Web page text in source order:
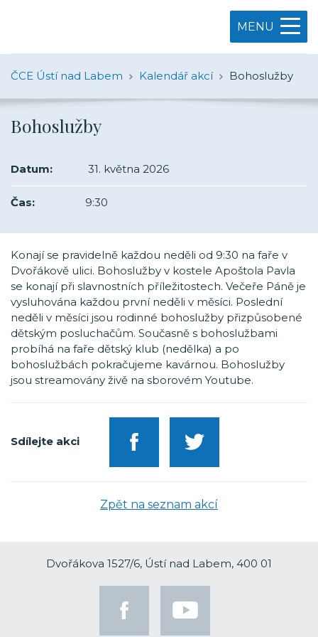
MENU
ČCE Ústí nad Labem Kalendář akcí Bohoslužby
Bohoslužby
Datum: 31. května 2026
Čas: 9:30
Konají se pravidelně každou neděli od 9:30 na faře v
Dvořákově ulici. Bohoslužby v kostele Apoštola Pavla
se konají při slavnostních příležitostech. Večeře Páně je
vysluhována každou první neděli v měsíci. Poslední
neděli v měsíci jsou rodinné bohoslužby přizpůsobené
dětským posluchačům. Současně s bohoslužbami
probíhá na faře dětský klub (nedělka) a po
bohoslužbách pokračujeme kavárnou. Bohoslužby
jsou streamovány živě na sborovém Youtube.
Sdílejte akci
Zpět na seznam akcí
Dvořákova 1527/6, Ústí nad Labem, 400 01